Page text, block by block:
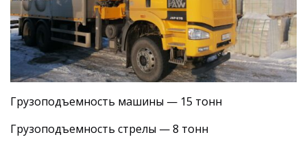
Грузоподъемность машины — 15 тонн
Грузоподъемность стрелы — 8 тонн